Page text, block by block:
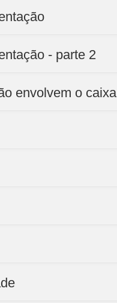
- parte 2
envolvem o caixa